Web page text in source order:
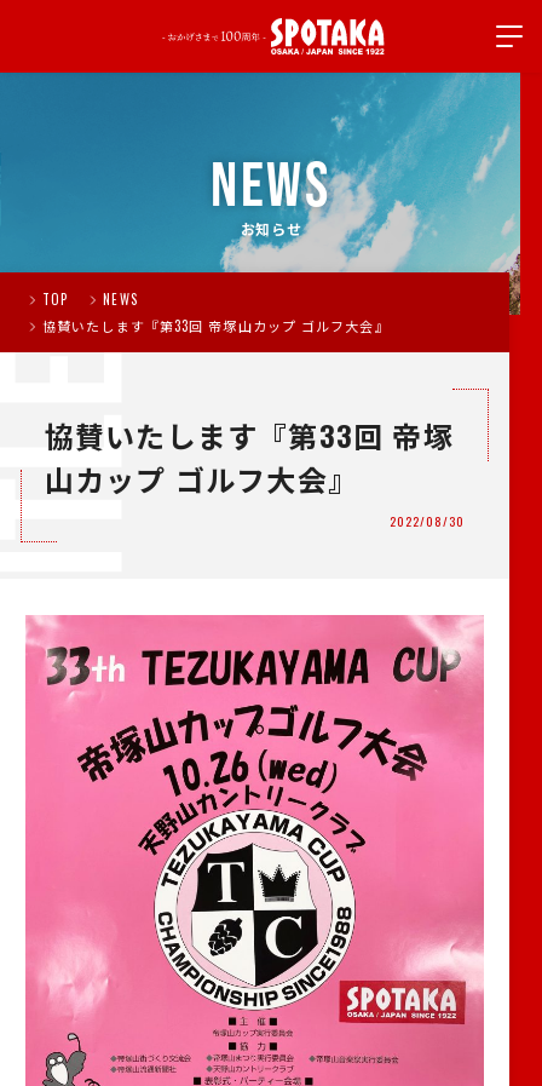
NEWS
お知らせ
TOP
NEWS
協賛いたします『第33回 帝塚山カップ ゴルフ大会』
協賛いたします『第33回 帝塚
山カップ ゴルフ大会』
2022/08/30